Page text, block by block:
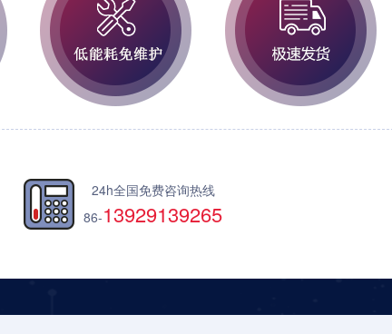
24h全国免费咨询热线
86-13929139265